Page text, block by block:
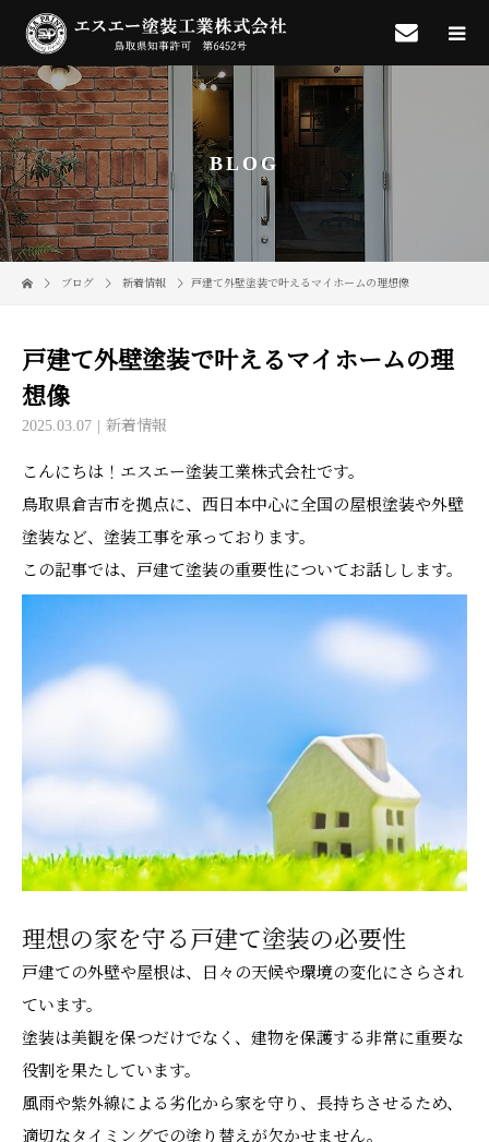
BLOG
ブログ 新着情報 戸建て外壁塗装で叶えるマイホームの理想像
戸建て外壁塗装で叶えるマイホームの理
想像
2025.03.07 新着情報
こんにちは！エスエー塗装工業株式会社です。
鳥取県倉吉市を拠点に、西日本中心に全国の屋根塗装や外壁
塗装など、塗装工事を承っております。
この記事では、戸建て塗装の重要性についてお話しします。
理想の家を守る戸建て塗装の必要性
戸建ての外壁や屋根は、日々の天候や環境の変化にさらされ
ています。
塗装は美観を保つだけでなく、建物を保護する非常に重要な
役割を果たしています。
風雨や紫外線による劣化から家を守り、長持ちさせるため、
適切なタイミングでの塗り替えが欠かせません。